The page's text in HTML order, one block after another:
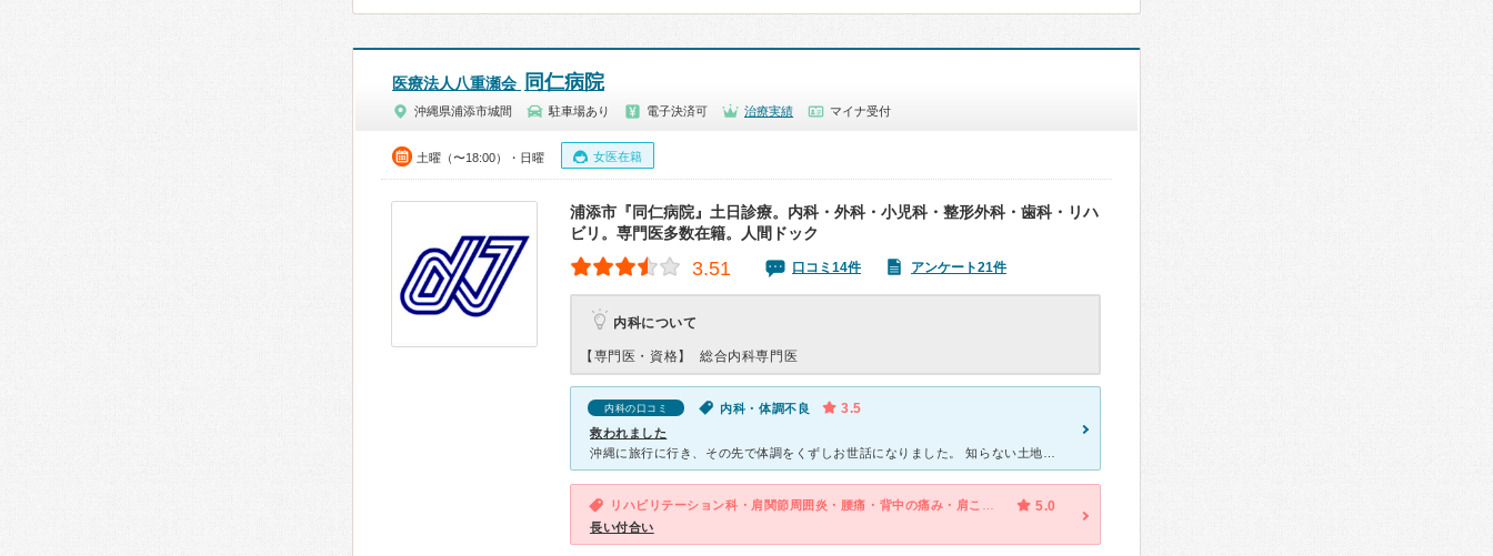
医療法人八重瀬会 同仁病院
沖縄県浦添市城間 駐車場あり 電子決済可 治療実績 マイナ受付
土曜（〜18:00）・日曜 女医在籍
浦添市『同仁病院』土日診療。内科・外科・小児科・整形外科・歯科・リハ
ビリ。専門医多数在籍。人間ドック
3.51 口コミ14件 アンケート21件
内科について
【専門医・資格】 総合内科専門医
内科の口コミ 内科・体調不良 3.5
救われました
5.0
長い付合い